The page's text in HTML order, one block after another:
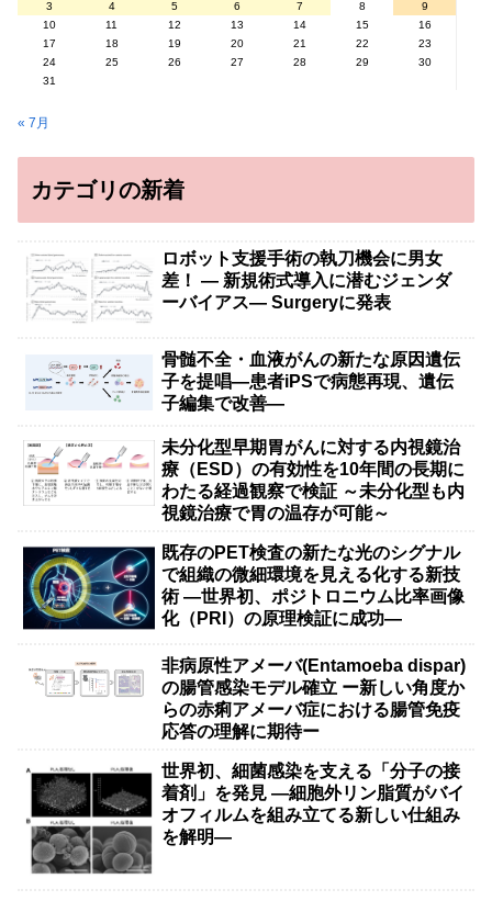
3
4 5 6 7 8
9
10
11 12 13 14 15
16
17
18 19 20 21 22
23
24
25 26 27 28 29
30
31
« 7月
カテゴリの新着
ロボット支援手術の執刀機会に男女
差！ — 新規術式導入に潜むジェンダ
ーバイアス— Surgeryに発表
骨髄不全・血液がんの新たな原因遺伝
子を提唱―患者iPSで病態再現、遺伝
子編集で改善―
未分化型早期胃がんに対する内視鏡治
療（ESD）の有効性を10年間の長期に
わたる経過観察で検証 ～未分化型も内
視鏡治療で胃の温存が可能～
既存のPET検査の新たな光のシグナル
で組織の微細環境を見える化する新技
術 ―世界初、ポジトロニウム比率画像
化（PRI）の原理検証に成功―
非病原性アメーバ(Entamoeba dispar)
の腸管感染モデル確立 ー新しい角度か
らの赤痢アメーバ症における腸管免疫
応答の理解に期待ー
世界初、細菌感染を支える「分子の接
着剤」を発見 ―細胞外リン脂質がバイ
オフィルムを組み立てる新しい仕組み
を解明―